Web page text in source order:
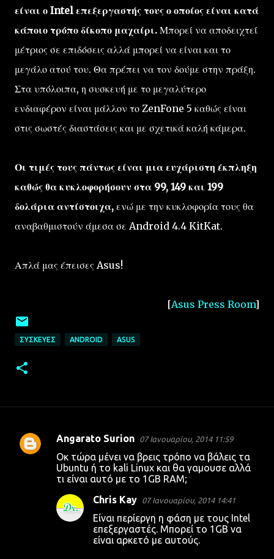
είναι ο Intel επεξεργαστής τους ο οποίος είναι κατά
κάποιο τρόπο δίκοπο μαχαίρι. Μπορεί να αποδειχτεί
μέτριος σε επιδόσεις αλλά μπορεί να είναι και το
μεγάλο ατού του. Θα πρέπει να τον δούμε στην πράξη.
Στα υπόλοιπα, η συσκευή με το μεγαλύτερο
ενδιαφέρον είναι μάλλον το ZenFone 5 καθώς είναι
στις σωστές διαστάσεις και με σχετικά καλή κάμερα.
Οι τιμές τους πάντως είναι μια ευχάριστη έκπληξη
καθώς θα κυκλοφορήσουν στα 99, 149 και 199
δολάρια αντίστοιχα, ενώ με την κυκλοφορία τους θα
αναβαθμιστούν άμεσα σε Android 4.4 KitKat.
Απλά μας έπεισες Asus!
[Asus Press Room]
ΣΥΣΚΕΥΈΣ ANDROID ASUS
Σ
Angarato Surion 07 Ιανουαρίου, 2014 11:59
Οκ τώρα μένει να βρεις τρόπο να βάλεις τα
Ubuntu ή το kali Linux και θα γαμουσε αλλά
τι είναι αυτό με το 1GB RAM;
Chris Kay 07 Ιανουαρίου, 2014 14:41
Είναι περίεργη η φάση με τους Intel
επεξεργαστές. Μπορεί το 1GB να
είναι αρκετό με αυτούς.